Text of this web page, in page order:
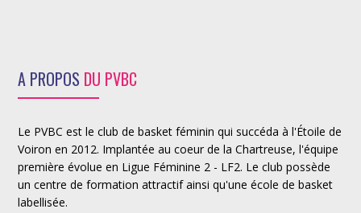
A PROPOS DU PVBC
Le PVBC est le club de basket féminin qui succéda à l'Étoile de
Voiron en 2012. Implantée au coeur de la Chartreuse, l'équipe
première évolue en Ligue Féminine 2 - LF2. Le club possède
un centre de formation attractif ainsi qu'une école de basket
labellisée.